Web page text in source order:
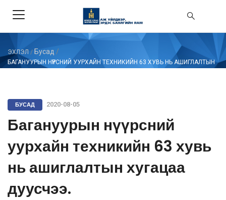
ЭХЛЭЛ / Бусад /
БАГАНУУРЫН НҮҮРСНИЙ УУРХАЙН ТЕХНИКИЙН 63 ХУВЬ НЬ АШИГЛАЛТЫН
БУСАД 2020-08-05
Багануурын нүүрсний
уурхайн техникийн 63 хувь
нь ашиглалтын хугацаа
дуусчээ.